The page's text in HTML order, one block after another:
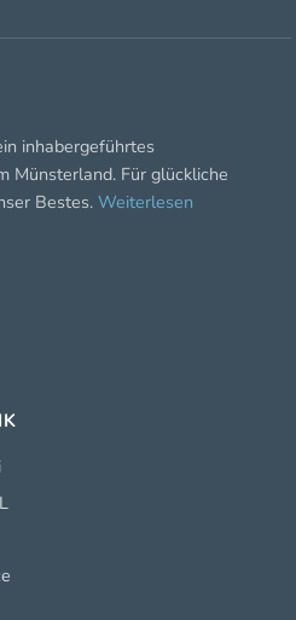
inhabergeführtes
Münsterland. Für glückliche
Bestes. Weiterlesen